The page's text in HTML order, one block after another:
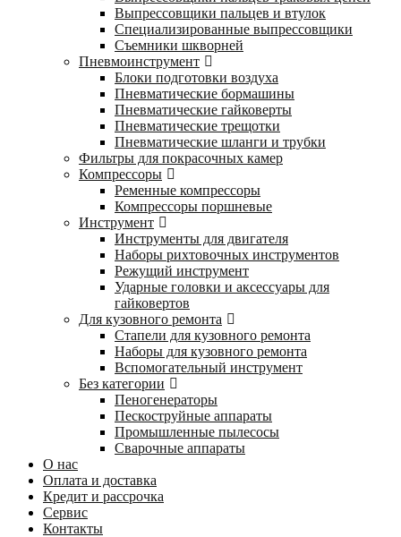
Выпрессовщики пальцев и втулок
Специализированные выпрессовщики
Cъемники шкворней
Пневмоинструмент
Блоки подготовки воздуха
Пневматические бормашины
Пневматические гайковерты
Пневматические трещотки
Пневматические шланги и трубки
Фильтры для покрасочных камер
Компрессоры
Ременные компрессоры
Компрессоры поршневые
Инструмент
Инструменты для двигателя
Наборы рихтовочных инструментов
Режущий инструмент
Ударные головки и аксессуары для
гайковертов
Для кузовного ремонта
Стапели для кузовного ремонта
Наборы для кузовного ремонта
Вспомогательный инструмент
Без категории
Пеногенераторы
Пескоструйные аппараты
Промышленные пылесосы
Сварочные аппараты
О нас
Оплата и доставка
Кредит и рассрочка
Сервис
Контакты